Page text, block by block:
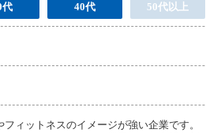
代 40代 50代以上
ィットネスのイメージが強い企業です。